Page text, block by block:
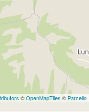
©OpenMapTiles © Parcello